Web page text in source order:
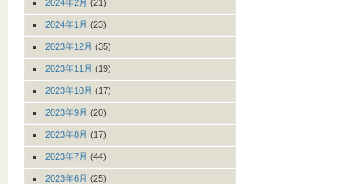
2024年2月 (21)
2024年1月 (23)
2023年12月 (35)
2023年11月 (19)
2023年10月 (17)
2023年9月 (20)
2023年8月 (17)
2023年7月 (44)
2023年6月 (25)